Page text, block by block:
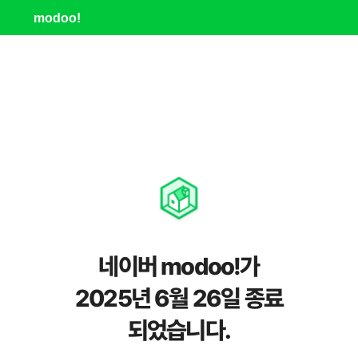
modoo!
네이버 modoo!가
2025년 6월 26일 종료
되었습니다.